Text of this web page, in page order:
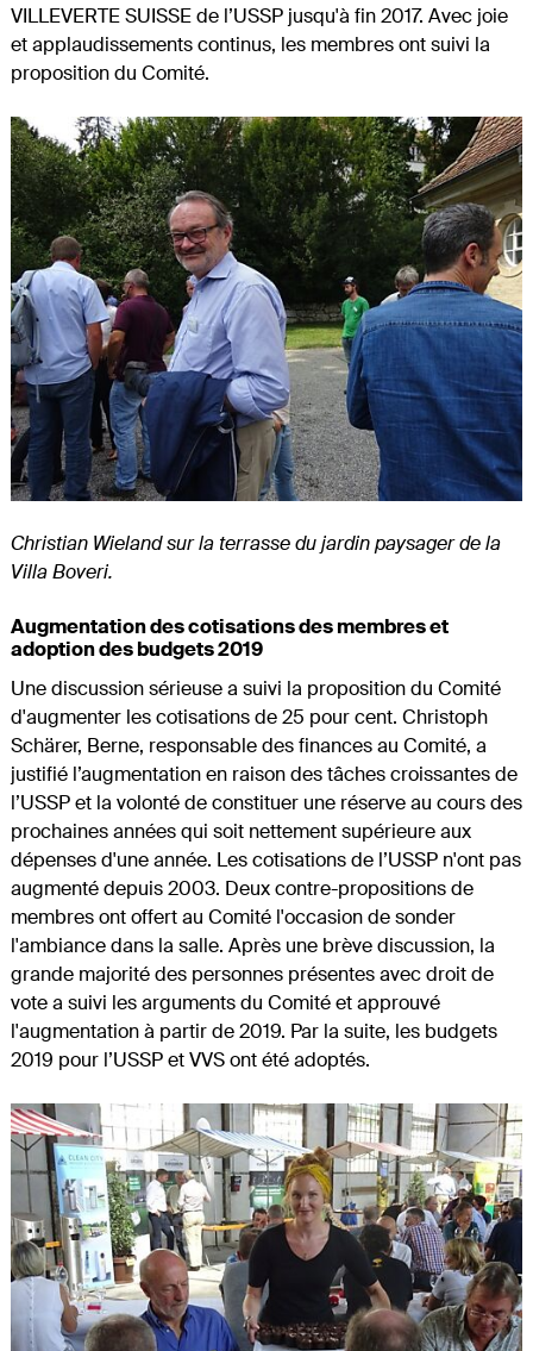
VILLEVERTE SUISSE de l’USSP jusqu'à fin 2017. Avec joie
et applaudissements continus, les membres ont suivi la
proposition du Comité.
Christian Wieland sur la terrasse du jardin paysager de la
Villa Boveri.
Augmentation des cotisations des membres et
adoption des budgets 2019
Une discussion sérieuse a suivi la proposition du Comité
d'augmenter les cotisations de 25 pour cent. Christoph
Schärer, Berne, responsable des finances au Comité, a
justifié l’augmentation en raison des tâches croissantes de
l’USSP et la volonté de constituer une réserve au cours des
prochaines années qui soit nettement supérieure aux
dépenses d'une année. Les cotisations de l’USSP n'ont pas
augmenté depuis 2003. Deux contre-propositions de
membres ont offert au Comité l'occasion de sonder
l'ambiance dans la salle. Après une brève discussion, la
grande majorité des personnes présentes avec droit de
vote a suivi les arguments du Comité et approuvé
l'augmentation à partir de 2019. Par la suite, les budgets
2019 pour l’USSP et VVS ont été adoptés.